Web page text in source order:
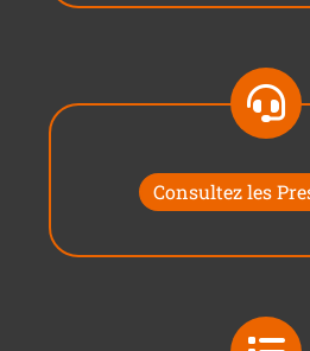
Consultez les